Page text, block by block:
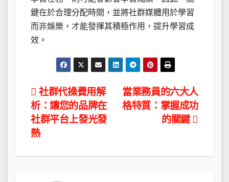
鍵在於合理分配時間，並將社群媒體用於學習
而非娛樂，才能發揮其積極作用，提升學習成
效。
文
章
導
覽
當業務員的六大人
格特質：掌握成功
的關鍵
社群代操費用解
析：讓您的品牌在
社群平台上發光發
熱